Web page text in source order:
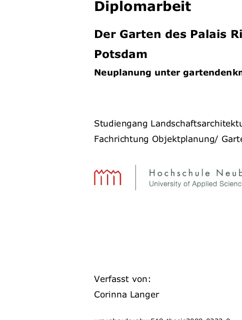
Diplomarbeit
Der Garten des Palais
Potsdam
Neuplanung unter
Studiengang
Fachrichtung Objektplanung/
Verfasst von:
Corinna Langer